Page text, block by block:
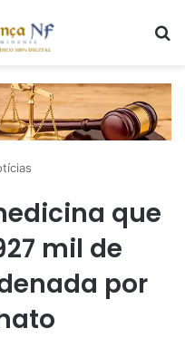
que
mil de
por